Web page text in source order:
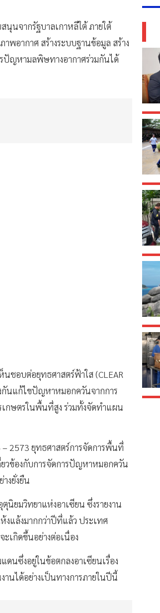
นุนจากรัฐบาลเกาหลีใต้ ภายใต้
พอากาศ สร้างระบบฐานข้อมูล สร้าง
รปัญหามลพิษทางอากาศร่วมกันได้
นชอบต่อยุทธศาสตร์ฟ้าใส (CLEAR
กันแก้ไขปัญหาหมอกควันจากการ
เกษตรในพื้นที่สูง ร่วมทั้งจัดทำแผน
2573 ยุทธศาสตร์การจัดการพื้นที่
วข้องกับการจัดการปัญหาหมอกควัน
งยั่งยืน
ยมวิทยาแห่งอาเซียน ซึ่งรายงาน
งแล้งมากกว่าปีที่แล้ว ประเทศ
เกิดขึ้นอย่างต่อเนื่อง
นซึ่งอยู่ในข้อตกลงอาเซียนเรื่อง
นได้อย่างเป็นทางการภายในปีนี้